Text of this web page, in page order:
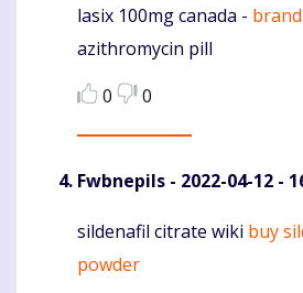
Komentaras
lasix 100mg canada -
azithromycin pill
0
0
Fwbnepils - 2022-04-12 -
Komentaras
sildenafil citrate wiki buy
powder